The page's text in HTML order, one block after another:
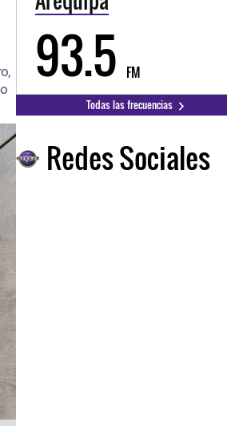
93.5 FM
Todas las frecuencias
Redes Sociales